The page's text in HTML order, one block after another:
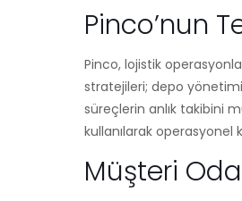
Pinco’nun
Pinco, lojistik
stratejileri; depo
süreçlerin anlık takibini
kullanılarak operasyonel
Müşteri